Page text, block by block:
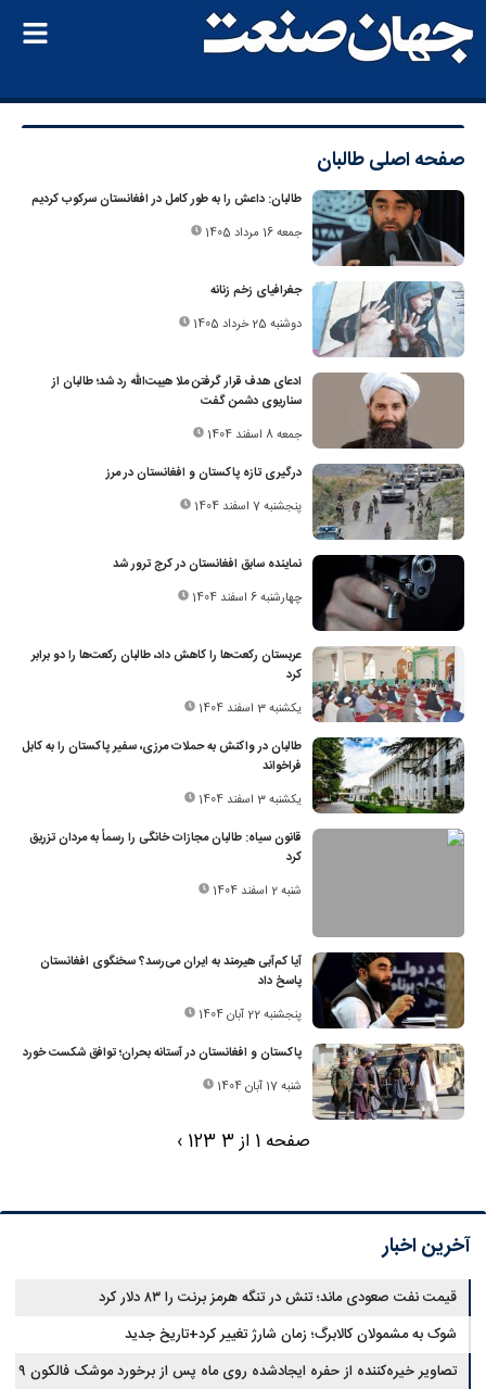
صفحه اصلیطالبان
طالبان: داعش را به طور کامل در افغانستان سرکوب کردیم
جمعه 16 مرداد 1405
جغرافیای زخم زنانه
دوشنبه 25 خرداد 1405
ادعای هدف قرار گرفتن ملا هیبت‌الله رد شد؛ طالبان از
سناریوی دشمن گفت
جمعه 8 اسفند 1404
درگیری تازه پاکستان و افغانستان در مرز
پنجشنبه 7 اسفند 1404
نماینده سابق افغانستان در کرج ترور شد
چهارشنبه 6 اسفند 1404
عربستان رکعت‌ها را کاهش داد، طالبان رکعت‌ها را دو برابر
کرد
یکشنبه 3 اسفند 1404
طالبان در واکنش به حملات مرزی، سفیر پاکستان را به کابل
فراخواند
یکشنبه 3 اسفند 1404
قانون سیاه: طالبان مجازات خانگی را رسماً به مردان تزریق
کرد
شنبه 2 اسفند 1404
آیا کم‌آبی هیرمند به ایران می‌رسد؟ سخنگوی افغانستان
پاسخ داد
پنجشنبه 22 آبان 1404
پاکستان و افغانستان در آستانه بحران؛ توافق شکست خورد
شنبه 17 آبان 1404
صفحه 1 از 3 123
›
آخرین اخبار
قیمت نفت صعودی ماند؛ تنش در تنگه هرمز برنت را ۸۳ دلار کرد
شوک به مشمولان کالابرگ؛ زمان شارژ تغییر کرد+تاریخ جدید
تصاویر خیره‌کننده از حفره ایجادشده روی ماه پس از برخورد موشک فالکون ۹